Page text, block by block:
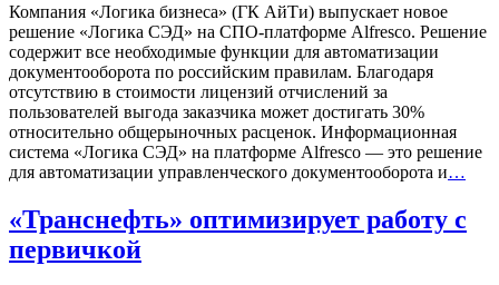
Компания «Логика бизнеса» (ГК АйТи) выпускает новое
решение «Логика СЭД» на СПО-платформе Alfresco. Решение
содержит все необходимые функции для автоматизации
документооборота по российским правилам. Благодаря
отсутствию в стоимости лицензий отчислений за
пользователей выгода заказчика может достигать 30%
относительно общерыночных расценок. Информационная
система «Логика СЭД» на платформе Alfresco — это решение
для автоматизации управленческого документооборота и…
«Транснефть» оптимизирует работу с
первичкой